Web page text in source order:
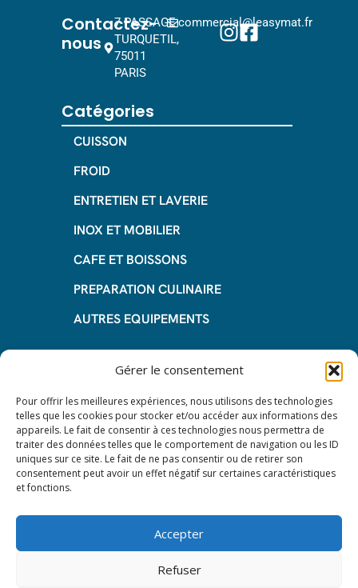
Gérer le consentement
Pour offrir les meilleures expériences, nous utilisons des technologies
telles que les cookies pour stocker et/ou accéder aux informations des
appareils. Le fait de consentir à ces technologies nous permettra de
traiter des données telles que le comportement de navigation ou les ID
uniques sur ce site. Le fait de ne pas consentir ou de retirer son
consentement peut avoir un effet négatif sur certaines caractéristiques
et fonctions.
Accepter
Refuser
Contactez-
nous
7 PASSAGE
TURQUETIL,
75011
PARIS
commercial@leasymat.fr
Catégories
CUISSON
FROID
ENTRETIEN ET LAVERIE
INOX ET MOBILIER
CAFE ET BOISSONS
PREPARATION CULINAIRE
AUTRES EQUIPEMENTS
Informations
Questions fréquentes
Les avantages de la LOA
Les étapes du leasing de matériel
de restauration
Mentions Légales
Protection des données – RGPD